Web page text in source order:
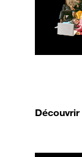
Découvrir